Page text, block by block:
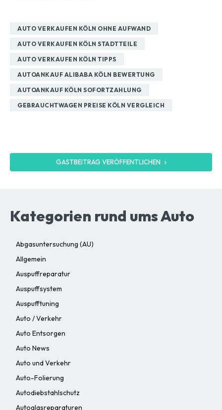
AUTO VERKAUFEN KÖLN OHNE AUFWAND
AUTO VERKAUFEN KÖLN STADTTEILE
AUTO VERKAUFEN KÖLN TIPPS
AUTOANKAUF ALIBABA KÖLN BEWERTUNG
AUTOANKAUF KÖLN SOFORTZAHLUNG
GEBRAUCHTWAGEN PREISE KÖLN VERGLEICH
GASTBEITRAG VERÖFFENTLICHEN
Kategorien rund ums Auto
Abgasuntersuchung (AU)
Allgemein
Auspuffreparatur
Auspuffsystem
Auspufftuning
Auto / Verkehr
Auto Entsorgen
Auto News
Auto und Verkehr
Auto-Folierung
Autodiebstahlschutz
Autoglasreparaturen